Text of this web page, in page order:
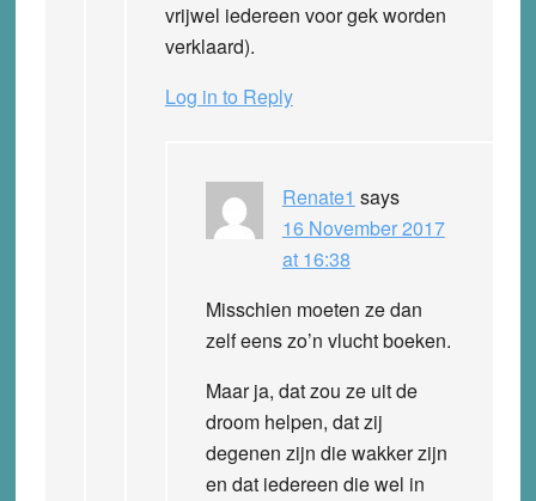
vrijwel iedereen voor gek worden
verklaard).
Log in to Reply
Renate1 says
16 November 2017
at 16:38
Misschien moeten ze dan
zelf eens zo’n vlucht boeken.
Maar ja, dat zou ze uit de
droom helpen, dat zij
degenen zijn die wakker zijn
en dat iedereen die wel in